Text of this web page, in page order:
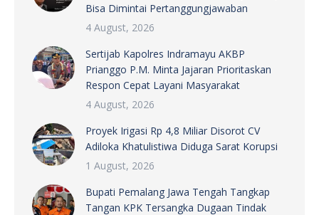
Bisa Dimintai Pertanggungjawaban
4 August, 2026
Sertijab Kapolres Indramayu AKBP
Prianggo P.M. Minta Jajaran Prioritaskan
Respon Cepat Layani Masyarakat
4 August, 2026
Proyek Irigasi Rp 4,8 Miliar Disorot CV
Adiloka Khatulistiwa Diduga Sarat Korupsi
1 August, 2026
Bupati Pemalang Jawa Tengah Tangkap
Tangan KPK Tersangka Dugaan Tindak